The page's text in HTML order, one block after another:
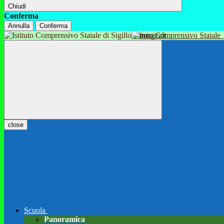
Chiudi
Conferma
Annulla Conferma
Istituto Comprensivo Statale
close
Scuola
Panoramica